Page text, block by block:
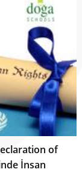
of
İnsan